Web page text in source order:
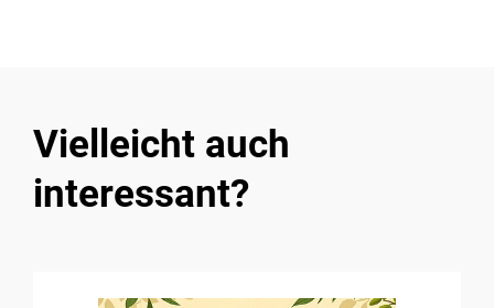
Vielleicht auch
interessant?